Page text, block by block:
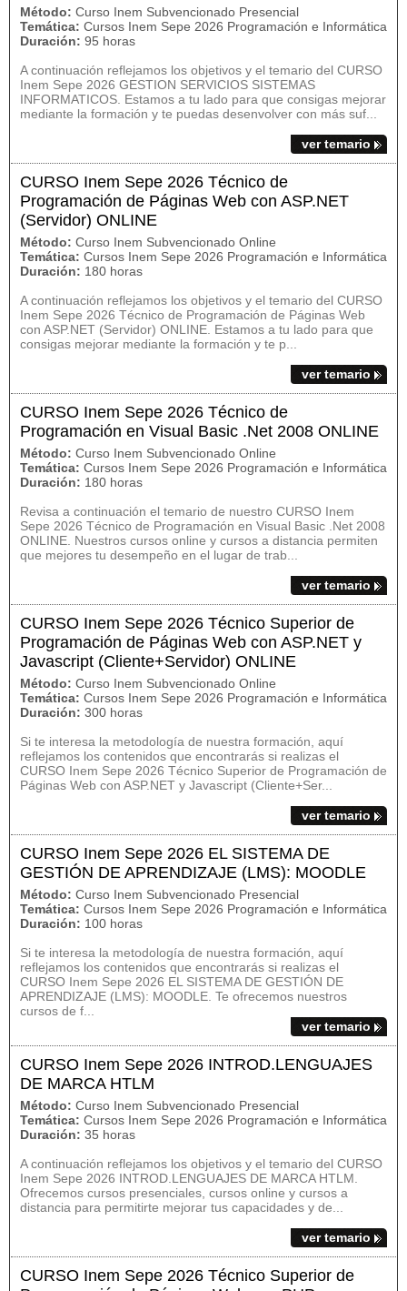
Método: Curso Inem Subvencionado Presencial
Temática: Cursos Inem Sepe 2026 Programación e Informática
Duración: 95 horas
A continuación reflejamos los objetivos y el temario del CURSO
Inem Sepe 2026 GESTION SERVICIOS SISTEMAS
INFORMATICOS. Estamos a tu lado para que consigas mejorar
mediante la formación y te puedas desenvolver con más suf...
ver temario
CURSO Inem Sepe 2026 Técnico de
Programación de Páginas Web con ASP.NET
(Servidor) ONLINE
Método: Curso Inem Subvencionado Online
Temática: Cursos Inem Sepe 2026 Programación e Informática
Duración: 180 horas
A continuación reflejamos los objetivos y el temario del CURSO
Inem Sepe 2026 Técnico de Programación de Páginas Web
con ASP.NET (Servidor) ONLINE. Estamos a tu lado para que
consigas mejorar mediante la formación y te p...
ver temario
CURSO Inem Sepe 2026 Técnico de
Programación en Visual Basic .Net 2008 ONLINE
Método: Curso Inem Subvencionado Online
Temática: Cursos Inem Sepe 2026 Programación e Informática
Duración: 180 horas
Revisa a continuación el temario de nuestro CURSO Inem
Sepe 2026 Técnico de Programación en Visual Basic .Net 2008
ONLINE. Nuestros cursos online y cursos a distancia permiten
que mejores tu desempeño en el lugar de trab...
ver temario
CURSO Inem Sepe 2026 Técnico Superior de
Programación de Páginas Web con ASP.NET y
Javascript (Cliente+Servidor) ONLINE
Método: Curso Inem Subvencionado Online
Temática: Cursos Inem Sepe 2026 Programación e Informática
Duración: 300 horas
Si te interesa la metodología de nuestra formación, aquí
reflejamos los contenidos que encontrarás si realizas el
CURSO Inem Sepe 2026 Técnico Superior de Programación de
Páginas Web con ASP.NET y Javascript (Cliente+Ser...
ver temario
CURSO Inem Sepe 2026 EL SISTEMA DE
GESTIÓN DE APRENDIZAJE (LMS): MOODLE
Método: Curso Inem Subvencionado Presencial
Temática: Cursos Inem Sepe 2026 Programación e Informática
Duración: 100 horas
Si te interesa la metodología de nuestra formación, aquí
reflejamos los contenidos que encontrarás si realizas el
CURSO Inem Sepe 2026 EL SISTEMA DE GESTIÓN DE
APRENDIZAJE (LMS): MOODLE. Te ofrecemos nuestros
cursos de f...
ver temario
CURSO Inem Sepe 2026 INTROD.LENGUAJES
DE MARCA HTLM
Método: Curso Inem Subvencionado Presencial
Temática: Cursos Inem Sepe 2026 Programación e Informática
Duración: 35 horas
A continuación reflejamos los objetivos y el temario del CURSO
Inem Sepe 2026 INTROD.LENGUAJES DE MARCA HTLM.
Ofrecemos cursos presenciales, cursos online y cursos a
distancia para permitirte mejorar tus capacidades y de...
ver temario
CURSO Inem Sepe 2026 Técnico Superior de